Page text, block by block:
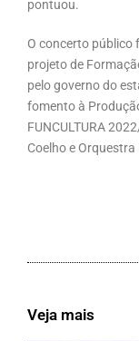
pontuou.
O concerto público
projeto de
pelo governo do
fomento à
FUNCULTURA
Coelho e
Veja mais